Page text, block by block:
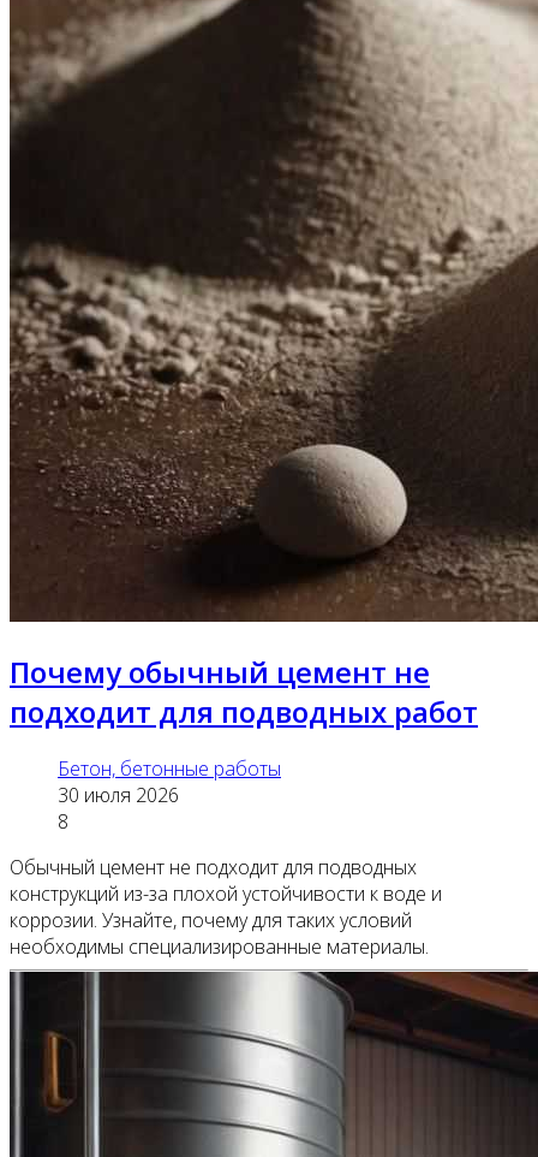
Почему обычный цемент не
подходит для подводных работ
Бетон, бетонные работы
30 июля 2026
8
Обычный цемент не подходит для подводных
конструкций из-за плохой устойчивости к воде и
коррозии. Узнайте, почему для таких условий
необходимы специализированные материалы.